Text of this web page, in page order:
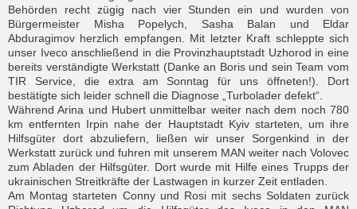
Behörden recht zügig nach vier Stunden ein und wurden von
Bürgermeister Misha Popelych, Sasha Balan und Eldar
Abduragimov herzlich empfangen. Mit letzter Kraft schleppte sich
unser Iveco anschließend in die Provinzhauptstadt Uzhorod in eine
bereits verständigte Werkstatt (Danke an Boris und sein Team vom
TIR Service, die extra am Sonntag für uns öffneten!). Dort
bestätigte sich leider schnell die Diagnose „Turbolader defekt“.
Während Arina und Hubert unmittelbar weiter nach dem noch 780
km entfernten Irpin nahe der Hauptstadt Kyiv starteten, um ihre
Hilfsgüter dort abzuliefern, ließen wir unser Sorgenkind in der
Werkstatt zurück und fuhren mit unserem MAN weiter nach Volovec
zum Abladen der Hilfsgüter. Dort wurde mit Hilfe eines Trupps der
ukrainischen Streitkräfte der Lastwagen in kurzer Zeit entladen.
Am Montag starteten Conny und Rosi mit sechs Soldaten zurück